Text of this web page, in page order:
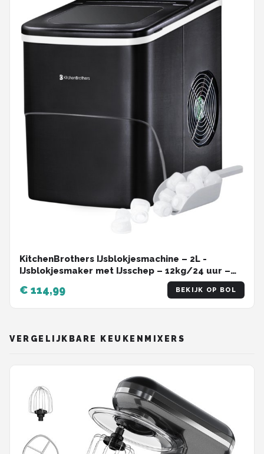
KitchenBrothers IJsblokjesmachine – 2L -
IJsblokjesmaker met IJsschep – 12kg/24 uur –
€ 114,99 BEKIJK OP BOL
VERGELIJKBARE KEUKENMIXERS